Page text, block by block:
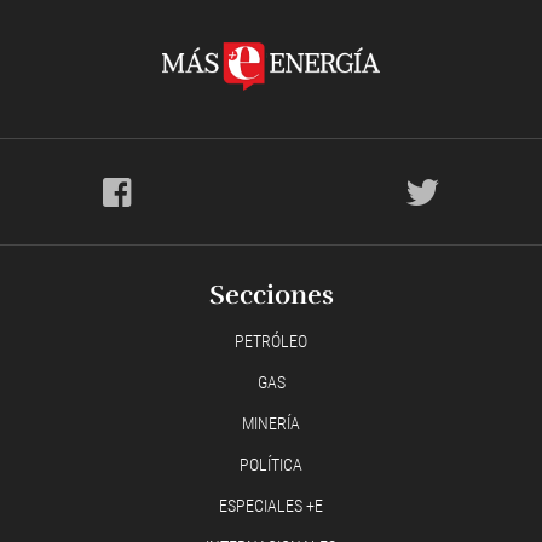
Secciones
PETRÓLEO
GAS
MINERÍA
POLÍTICA
ESPECIALES +E